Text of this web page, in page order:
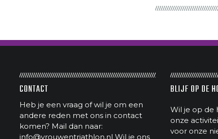
CONTACT
Heb je een vraag of wil je om een
andere reden met ons in contact
komen? Mail dan naar:
info@vrouwentriathlon.nl Wil je ons
BLIJF OP DE
Wil je op de
onze
voor onze